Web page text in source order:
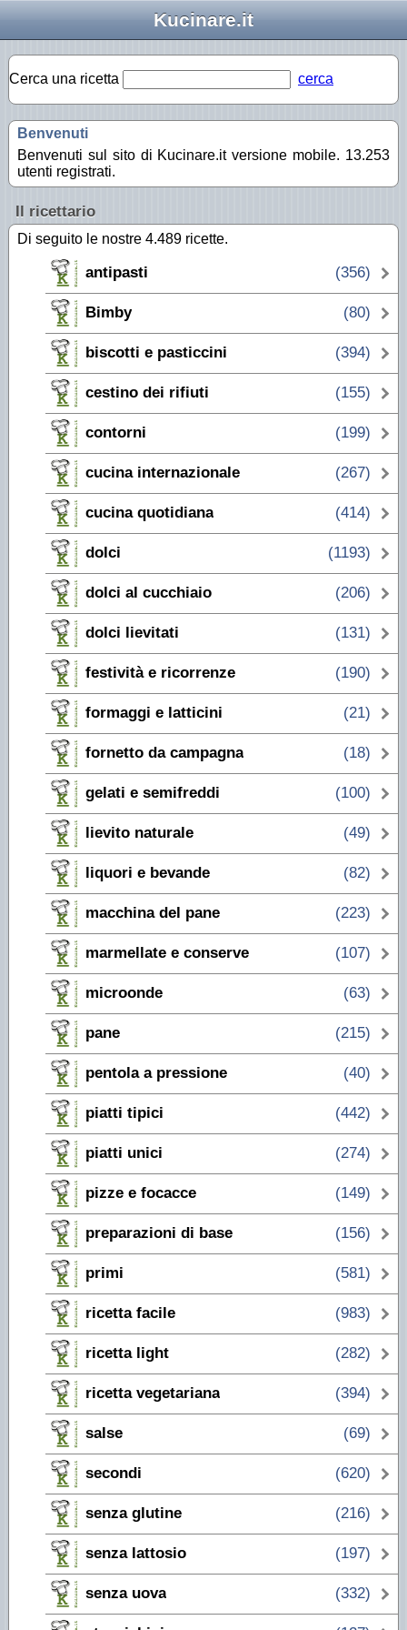
Kucinare.it
Cerca una ricetta cerca
Benvenuti
Benvenuti sul sito di Kucinare.it versione mobile. 13.253
utenti registrati.
Il ricettario
Di seguito le nostre 4.489 ricette.
antipasti (356)
Bimby (80)
biscotti e pasticcini (394)
cestino dei rifiuti (155)
contorni (199)
cucina internazionale (267)
cucina quotidiana (414)
dolci (1193)
dolci al cucchiaio (206)
dolci lievitati (131)
festività e ricorrenze (190)
formaggi e latticini (21)
fornetto da campagna (18)
gelati e semifreddi (100)
lievito naturale (49)
liquori e bevande (82)
macchina del pane (223)
marmellate e conserve (107)
microonde (63)
pane (215)
pentola a pressione (40)
piatti tipici (442)
piatti unici (274)
pizze e focacce (149)
preparazioni di base (156)
primi (581)
ricetta facile (983)
ricetta light (282)
ricetta vegetariana (394)
salse (69)
secondi (620)
senza glutine (216)
senza lattosio (197)
senza uova (332)